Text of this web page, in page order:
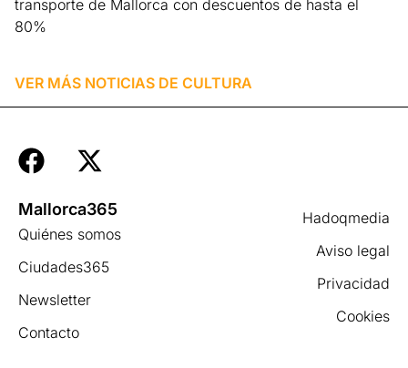
transporte de Mallorca con descuentos de hasta el
80%
VER MÁS NOTICIAS DE CULTURA
Hadoqmedia
Aviso legal
Privacidad
Cookies
Mallorca365
Quiénes somos
Ciudades365
Newsletter
Contacto